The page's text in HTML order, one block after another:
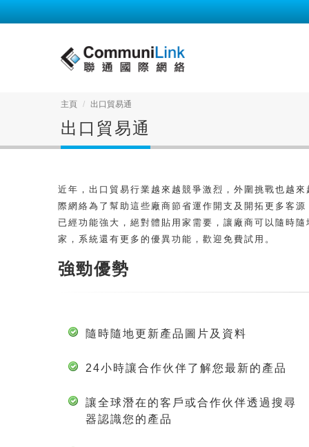
主頁 出口貿易通
出口貿易通
近年，出口貿易行業越來越競爭激烈，外圍挑戰也越
際網絡為了幫助這些廠商節省運作開支及開拓更多客
已經功能強大，絕對體貼用家需要，讓廠商可以隨時
家，系統還有更多的優異功能，歡迎免費試用。
強勁優勢
隨時隨地更新產品圖片及資料
24小時讓合作伙伴了解您最新的產品
讓全球潛在的客戶或合作伙伴透過搜尋
器認識您的產品